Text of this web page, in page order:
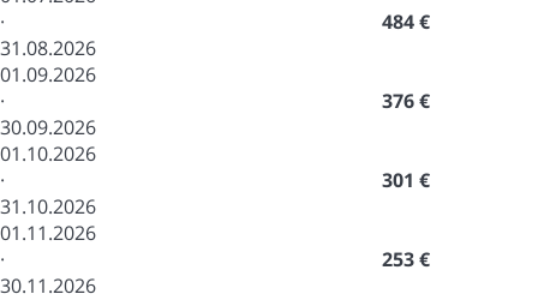
·
31.08.2026
484 €
01.09.2026
·
30.09.2026
376 €
01.10.2026
·
31.10.2026
301 €
01.11.2026
·
30.11.2026
253 €